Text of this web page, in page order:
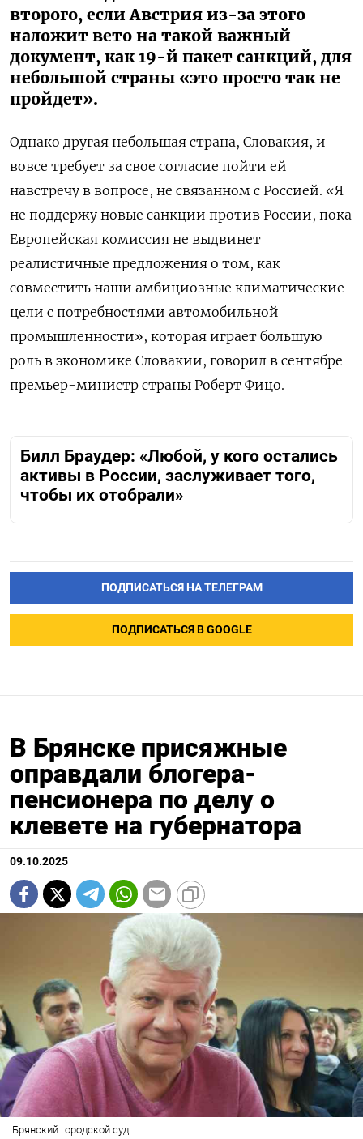
второго, если Австрия из-за этого
наложит вето на такой важный
документ, как 19-й пакет санкций, для
небольшой страны «это просто так не
пройдет».
Однако другая небольшая страна, Словакия, и
вовсе требует за свое согласие пойти ей
навстречу в вопросе, не связанном с Россией. «Я
не поддержу новые санкции против России, пока
Европейская комиссия не выдвинет
реалистичные предложения о том, как
совместить наши амбициозные климатические
цели с потребностями автомобильной
промышленности», которая играет большую
роль в экономике Словакии, говорил в сентябре
премьер-министр страны Роберт Фицо.
Билл Браудер: «Любой, у кого остались
активы в России, заслуживает того,
чтобы их отобрали»
ПОДПИСАТЬСЯ НА ТЕЛЕГРАМ
ПОДПИСАТЬСЯ В GOOGLE
В Брянске присяжные
оправдали блогера-
пенсионера по делу о
клевете на губернатора
09.10.2025
Брянский городской суд